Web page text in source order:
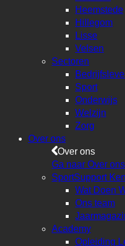
Heemstede
Hillegom
Lisse
Velsen
Sectoren
Sport
Onderwijs
Welzijn
Zorg
Over ons
Over ons
Ga naar Over ons
SportSupport
Wat Doen
Ons team
Academy
Opleiding